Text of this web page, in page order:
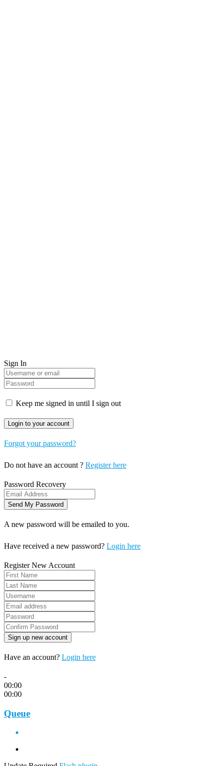
Sign In
Keep me signed in until I sign out
Forgot your password?
Do not have an account ? Register here
Password Recovery
A new password will be emailed to you.
Have received a new password? Login here
Register New Account
Have an account? Login here
-
00:00
00:00
Queue